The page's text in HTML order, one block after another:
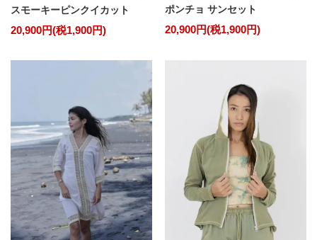
スモーキーピンクイカット
20,900円(税1,900円)
ポンチョ サンセット
20,900円(税1,900円)